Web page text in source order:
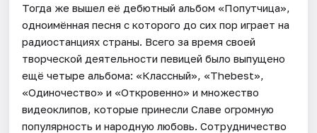
Тогда же вышел её дебютный альбом «Попутчица»,
одноимённая песня с которого до сих пор играет на
радиостанциях страны. Всего за время своей
творческой деятельности певицей было выпущено
ещё четыре альбома: «Классный», «Thebest»,
«Одиночество» и «Откровенно» и множество
видеоклипов, которые принесли Славе огромную
популярность и народную любовь. Сотрудничество